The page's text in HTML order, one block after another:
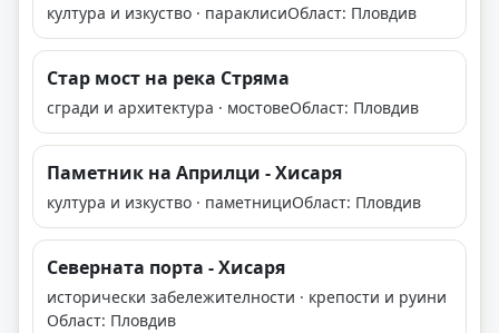
култура и изкуство · параклисиОбласт: Пловдив
Стар мост на река Стряма
сгради и архитектура · мостовеОбласт: Пловдив
Паметник на Априлци - Хисаря
култура и изкуство · паметнициОбласт: Пловдив
Северната порта - Хисаря
исторически забележителности · крепости и руини
Област: Пловдив